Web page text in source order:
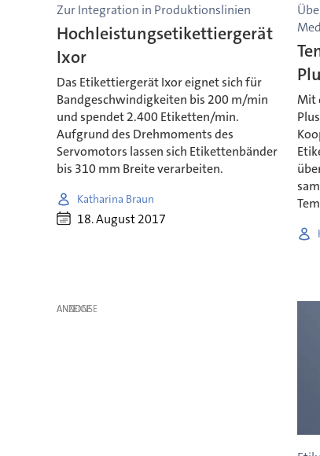
Zur Integration in Produktionslinien
Hochleistungsetikettiergerät
Ixor
Das Etikettiergerät Ixor eignet sich für
Bandgeschwindigkeiten bis 200 m/min
und spendet 2.400 Etiketten/min.
Aufgrund des Drehmoments des
Servomotors lassen sich Etikettenbänder
bis 310 mm Breite verarbeiten.
Katharina Braun
18. August 2017
Mit
ANZEIGE